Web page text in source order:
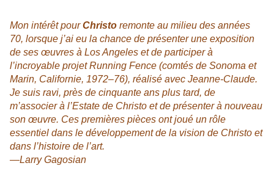
Mon intérêt pourChristo remonte au milieu des années
70, lorsque j’ai eu la chance de présenter une exposition
de ses œuvres à Los Angeles et de participer à
l’incroyable projet Running Fence (comtés de Sonoma et
Marin, Californie, 1972–76), réalisé avec Jeanne-Claude.
Je suis ravi, près de cinquante ans plus tard, de
m’associer à l’Estate de Christo et de présenter à nouveau
son œuvre. Ces premières pièces ont joué un rôle
essentiel dans le développement de la vision de Christo et
dans l’histoire de l’art.
—Larry Gagosian